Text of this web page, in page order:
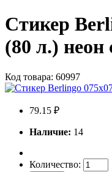
Стикер
(80 л.) неон
Код товара: 60997
79.15 ₽
Наличие: 14
Количество: